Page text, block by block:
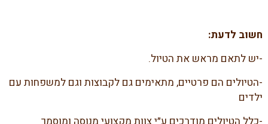
חשוב לדעת:
-יש לתאם מראש את הטיול.
-הטיולים הם פרטיים, מתאימים גם לקבוצות וגם למשפחות עם
ילדים